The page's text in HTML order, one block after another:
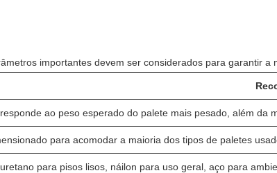
importantes devem ser considerados para garantir a
ao peso esperado do palete mais pesado, além da
para acomodar a maioria dos tipos de paletes
para pisos lisos, náilon para uso geral, aço para